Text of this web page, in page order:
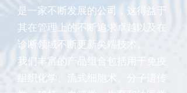
是一家不断发展的公司，这得益于
其在管理上的不断追求卓越以及在
诊断领域不断更新尖端技术。
我们丰富的产品组合包括用于免疫
组织化学、流式细胞术、分子遗传